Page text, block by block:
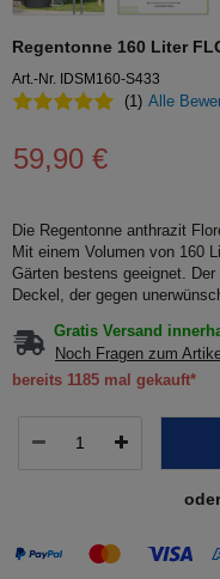
Regentonne 160 Liter
Art.-Nr. IDSM160-S433
(1) Alle
59,90 €
Die Regentonne anthrazit
Mit einem Volumen von 160
Gärten bestens geeignet.
Deckel, der gegen
Gratis Versand
Noch Fragen zum
bereits 1185 mal gekauft*